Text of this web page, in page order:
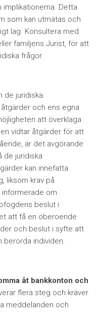
Detta
som kan utmätas och
lag. Konsultera med
familjens Jurist, för att
frågor.
de juridiska
och ens egna
att överklaga
vidtar åtgärder för att
är det avgörande
de juridiska
kan innefatta
liksom krav på
informerade om
beslut i
att få en oberoende
och beslut i syfte att
berörda individen.
åt bankkonton och
flera steg och kräver
meddelanden och